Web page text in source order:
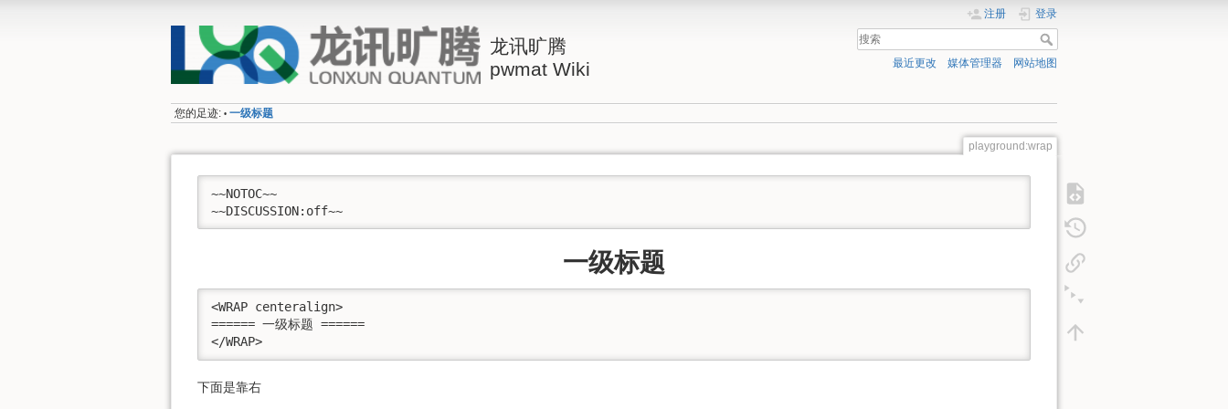
龙讯旷腾
pwmat Wiki
注册 登录
最近更改 媒体管理器 网站地图
您的足迹: • 一级标题
playground:wrap
~~NOTOC~~
~~DISCUSSION:off~~
一级标题
<WRAP centeralign>
====== 一级标题 ======
</WRAP>
下面是靠右